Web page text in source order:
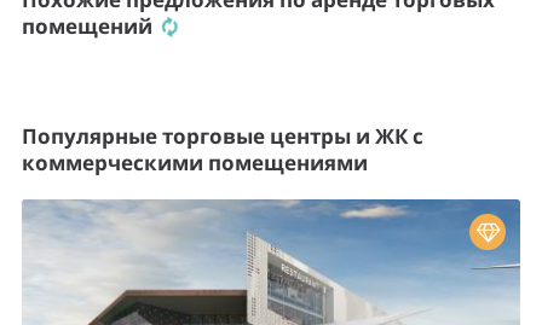
помещений
Популярные торговые центры и ЖК с
коммерческими помещениями